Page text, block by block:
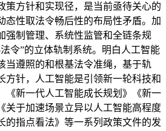
策方针和实现径，是当前亟待关心的
态性取法令畅后性的布局性矛盾。加
强制管理、系统性监管和全链条规
令”的立体轨制系统。明白人工智能
当遵照的和根基法令准绳，基于轨
方针，人工智能是引领新一轮科技和
《新一代人工智能成长规划》《新一
关于加速场景立异以人工智能高程度
的指点看法》等一系列政策文件的发